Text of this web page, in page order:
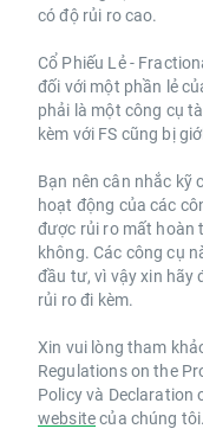
có độ rủi ro cao.
Cổ Phiếu Lẻ -
đối với một phần lẻ
phải là một công cụ
kèm với FS cũng bị
Bạn nên cân nhắc kỹ
hoạt động của các
được rủi ro mất hoàn
không. Các công cụ
đầu tư, vì vậy xin hãy
rủi ro đi kèm.
Xin vui lòng tham
Regulations on the
Policy và Declaration
websitecủa chúng tôi.